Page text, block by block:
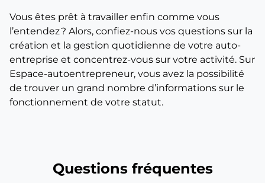
Vous êtes prêt à travailler enfin comme vous
l’entendez ? Alors, confiez-nous vos questions sur la
création et la gestion quotidienne de votre auto-
entreprise et concentrez-vous sur votre activité. Sur
Espace-autoentrepreneur, vous avez la possibilité
de trouver un grand nombre d’informations sur le
fonctionnement de votre statut.
Questions fréquentes